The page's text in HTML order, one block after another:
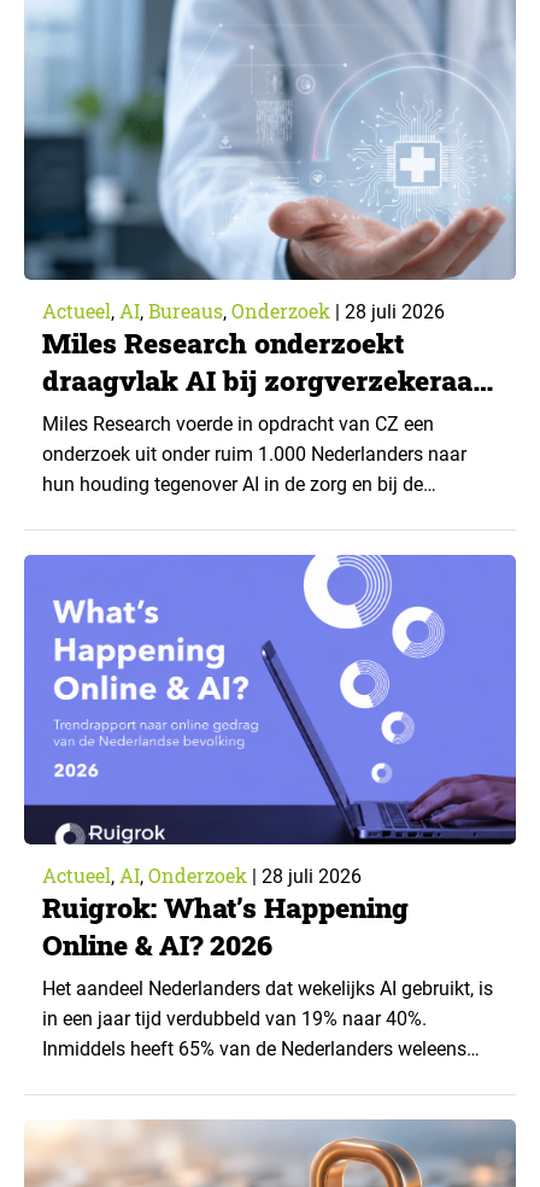
Actueel, AI, Bureaus, Onderzoek | 28 juli 2026
Miles Research onderzoekt
draagvlak AI bij zorgverzekeraar
CZ
Miles Research voerde in opdracht van CZ een
onderzoek uit onder ruim 1.000 Nederlanders naar
hun houding tegenover AI in de zorg en bij de
toepassingen, en waar trekken zij een grens? Dit
artikel is aangeleverd door kennispartner Miles
Research. ▼ De uitkomsten zijn…
Actueel, AI, Onderzoek | 28 juli 2026
Ruigrok: What’s Happening
Online & AI? 2026
Het aandeel Nederlanders dat wekelijks AI gebruikt, is
in een jaar tijd verdubbeld van 19% naar 40%.
Inmiddels heeft 65% van de Nederlanders weleens
van What’s Happening Online & AI? 2026, het
jaarlijkse trendrapport van Ruigrok onderzoek &